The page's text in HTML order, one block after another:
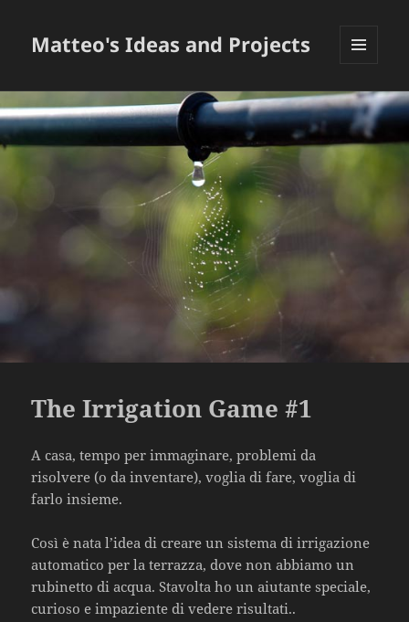
Matteo's Ideas and Projects
WIDGET
The Irrigation Game #1
A casa, tempo per immaginare, problemi da
risolvere (o da inventare), voglia di fare, voglia di
farlo insieme.
Così è nata l’idea di creare un sistema di irrigazione
automatico per la terrazza, dove non abbiamo un
rubinetto di acqua. Stavolta ho un aiutante speciale,
curioso e impaziente di vedere risultati..